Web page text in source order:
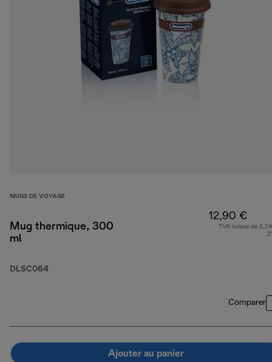
MUGS DE VOYAGE
Mug thermique, 300
ml
DLSC064
12,90 €
TVA incluse de
Comparer
Ajouter au panier